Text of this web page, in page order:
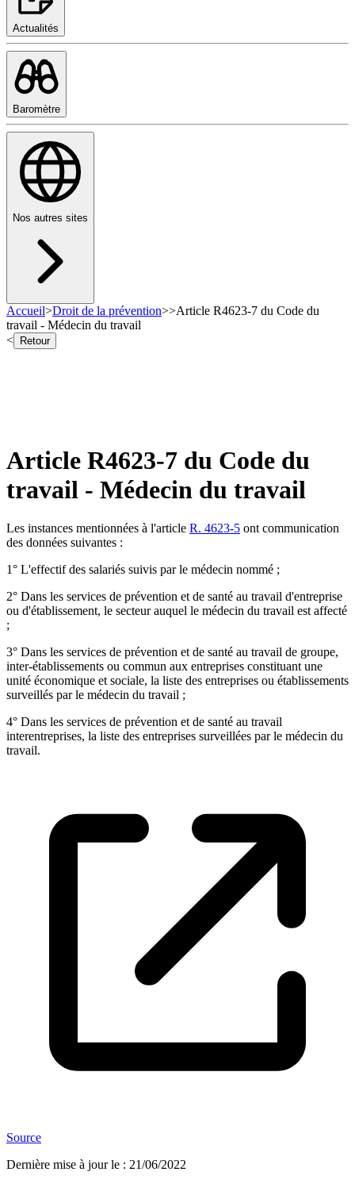
Actualités
Baromètre
Nos autres sites
Accueil>Droit de la prévention>>Article R4623-7 du Code du
travail - Médecin du travail
<
Retour
Article R4623-7 du Code du
travail - Médecin du travail
Les instances mentionnées à l'article R. 4623-5 ont communication
des données suivantes :
1° L'effectif des salariés suivis par le médecin nommé ;
2° Dans les services de prévention et de santé au travail d'entreprise
ou d'établissement, le secteur auquel le médecin du travail est affecté
;
3° Dans les services de prévention et de santé au travail de groupe,
inter-établissements ou commun aux entreprises constituant une
unité économique et sociale, la liste des entreprises ou établissements
surveillés par le médecin du travail ;
4° Dans les services de prévention et de santé au travail
interentreprises, la liste des entreprises surveillées par le médecin du
travail.
Source
Dernière mise à jour le : 21/06/2022